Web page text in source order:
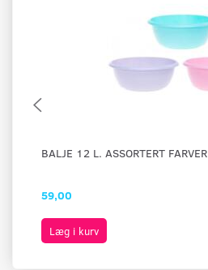
BALJE 12 L. ASSORTERT FARVER
59,00
Læg i kurv